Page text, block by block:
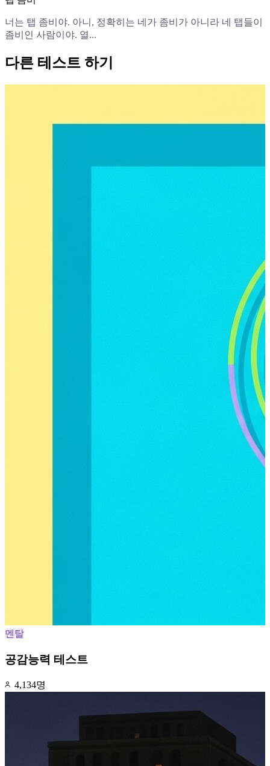
너는 탭 좀비야. 아니, 정확히는 네가 좀비가 아니라 네 탭들이
좀비인 사람이야. 열...
다른 테스트 하기
멘탈
공감능력 테스트
4,134명